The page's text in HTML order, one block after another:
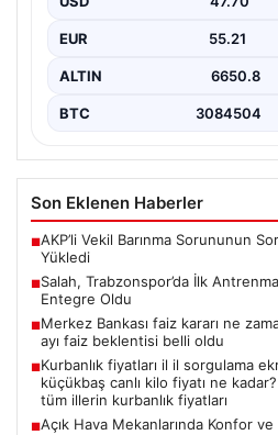
taraftarların…
EUR 55.21
ALTIN 6650.8
BTC 3084504
Son Eklenen Haberler
■AKP’li Vekil Barınma Sorununun
Yükledi
■Salah, Trabzonspor’da İlk
Entegre Oldu
■Merkez Bankası faiz kararı ne
ayı faiz beklentisi belli oldu
■Kurbanlık fiyatları il il sorgulama
küçükbaş canlı kilo fiyatı ne
tüm illerin kurbanlık fiyatları
■Açık Hava Mekanlarında Konfor ve